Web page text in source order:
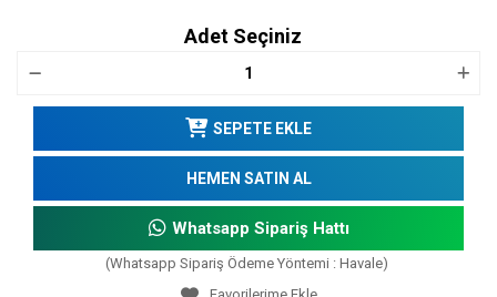
Adet Seçiniz
SEPETE EKLE
HEMEN SATIN AL
Whatsapp Sipariş Hattı
(Whatsapp Sipariş Ödeme Yöntemi : Havale)